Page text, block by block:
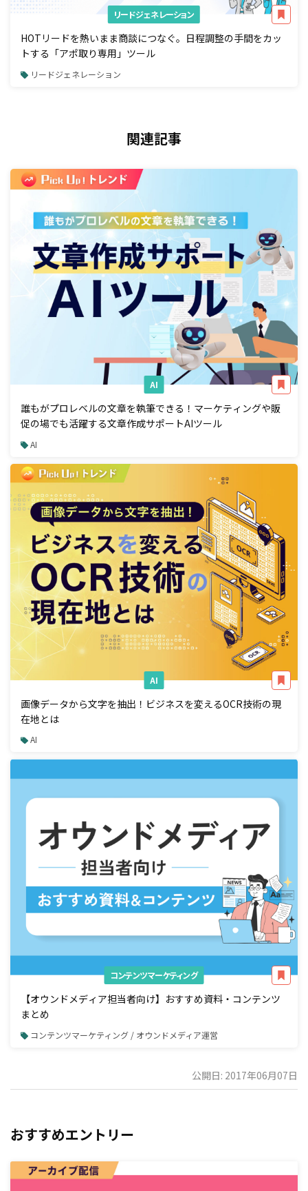
リードジェネレーション
HOTリードを熱いまま商談につなぐ。日程調整の手間をカッ
トする「アポ取り専用」ツール
リードジェネレーション
関連記事
AI
誰もがプロレベルの文章を執筆できる！マーケティングや販
促の場でも活躍する文章作成サポートAIツール
AI
AI
画像データから文字を抽出！ビジネスを変えるOCR技術の現
在地とは
AI
コンテンツマーケティング
【オウンドメディア担当者向け】おすすめ資料・コンテンツ
まとめ
コンテンツマーケティング / オウンドメディア運営
公開日: 2017年06月07日
おすすめエントリー